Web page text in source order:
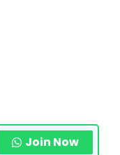
Join Now